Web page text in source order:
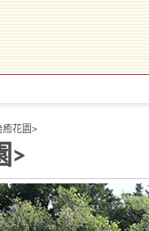
癒花園>
>